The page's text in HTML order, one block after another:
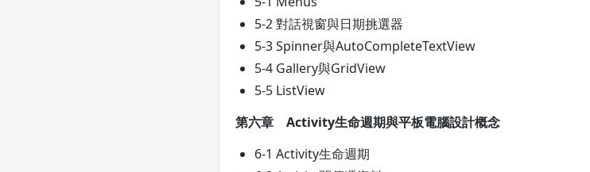
5-2 對話視窗與日期挑選器
5-3 Spinner與AutoCompleteTextView
5-4 Gallery與GridView
5-5 ListView
第六章 Activity生命週期與平板電腦設計概念
6-1 Activity生命週期